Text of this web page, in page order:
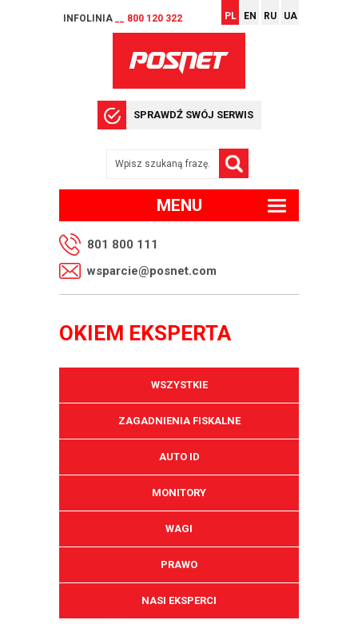
INFOLINIA __ 800 120 322 PL EN RU UA
SPRAWDŹ SWÓJ SERWIS
MENU
801 800 111
wsparcie@posnet.com
OKIEM EKSPERTA
WSZYSTKIE
ZAGADNIENIA FISKALNE
AUTO ID
MONITORY
WAGI
PRAWO
NASI EKSPERCI